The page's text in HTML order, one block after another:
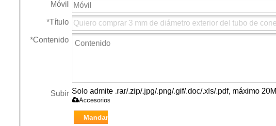
Móvil
*Título
*Contenido
Subir Solo admite .rar/.zip/.jpg/.png/.gif/.doc/.xls/.pdf, máximo 20M
Accesorios
Mandar